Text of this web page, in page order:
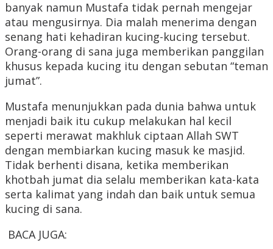
banyak namun Mustafa tidak pernah mengejar
atau mengusirnya. Dia malah menerima dengan
senang hati kehadiran kucing-kucing tersebut.
Orang-orang di sana juga memberikan panggilan
khusus kepada kucing itu dengan sebutan “teman
jumat”.
Mustafa menunjukkan pada dunia bahwa untuk
menjadi baik itu cukup melakukan hal kecil
seperti merawat makhluk ciptaan Allah SWT
dengan membiarkan kucing masuk ke masjid.
Tidak berhenti disana, ketika memberikan
khotbah jumat dia selalu memberikan kata-kata
serta kalimat yang indah dan baik untuk semua
kucing di sana.
BACA JUGA: